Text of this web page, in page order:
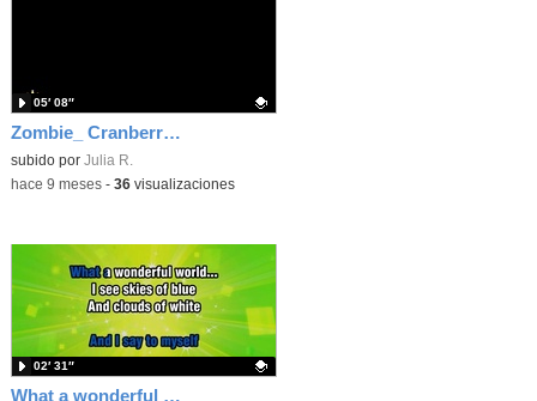
Zombie_ Cranberries
Contenido educativo.
subido por Julia R.
05′ 08″
-hace 9 meses- 36visualizaciones
What a wonderful world
02′ 31″